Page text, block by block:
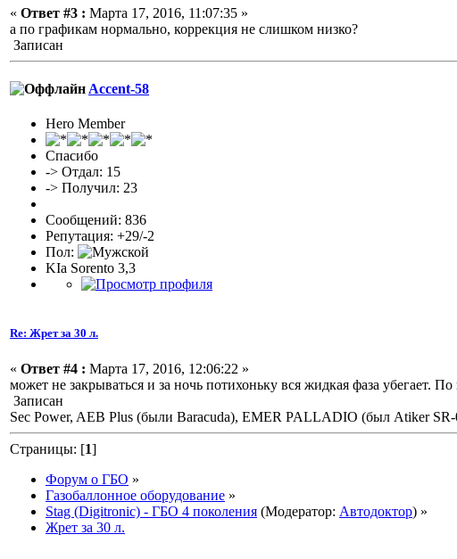
« Ответ #3 : Марта 17, 2016, 11:07:35 »
а по графикам нормально, коррекция не слишком низко?
Записан
Accent-58
Hero Member
Спасибо
-> Отдал: 15
-> Получил: 23
Сообщений: 836
Репутация: +29/-2
Пол:
KIa Sorento 3,3
Re: Жрет за 30 л.
« Ответ #4 : Марта 17, 2016, 12:06:22 »
может не закрываться и за ночь потихоньку вся жидкая фаза убегает.
Записан
Sec Power, AEB Plus (были Baracuda), EMER PALLADIO (был Atiker SR-
Страницы: [1]
Форум о ГБО »
Газобаллонное оборудование »
Stag (Digitronic) - ГБО 4 поколения (Модератор: Автодоктор) »
Жрет за 30 л.